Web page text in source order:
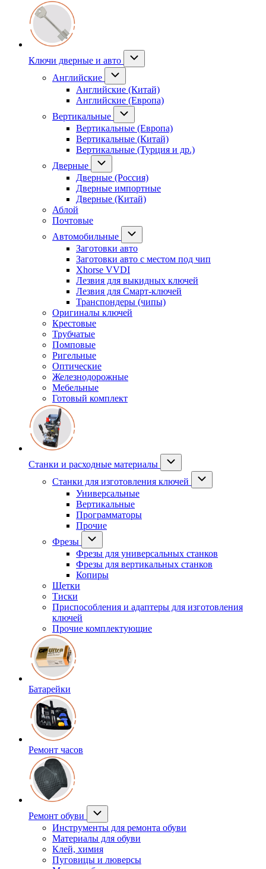
Ключи дверные и авто
Английские
Английские (Китай)
Английские (Европа)
Вертикальные
Вертикальные (Европа)
Вертикальные (Китай)
Вертикальные (Турция и др.)
Дверные
Дверные (Россия)
Дверные импортные
Дверные (Китай)
Аблой
Почтовые
Автомобильные
Заготовки авто
Заготовки авто с местом под чип
Xhorse VVDI
Лезвия для выкидных ключей
Лезвия для Смарт-ключей
Транспондеры (чипы)
Оригиналы ключей
Крестовые
Трубчатые
Помповые
Ригельные
Оптические
Железнодорожные
Мебельные
Готовый комплект
Станки и расходные материалы
Станки для изготовления ключей
Универсальные
Вертикальные
Программаторы
Прочие
Фрезы
Фрезы для универсальных станков
Фрезы для вертикальных станков
Копиры
Щетки
Тиски
Приспособления и адаптеры для изготовления
ключей
Прочие комплектующие
Батарейки
Ремонт часов
Ремонт обуви
Инструменты для ремонта обуви
Материалы для обуви
Клей, химия
Пуговицы и люверсы